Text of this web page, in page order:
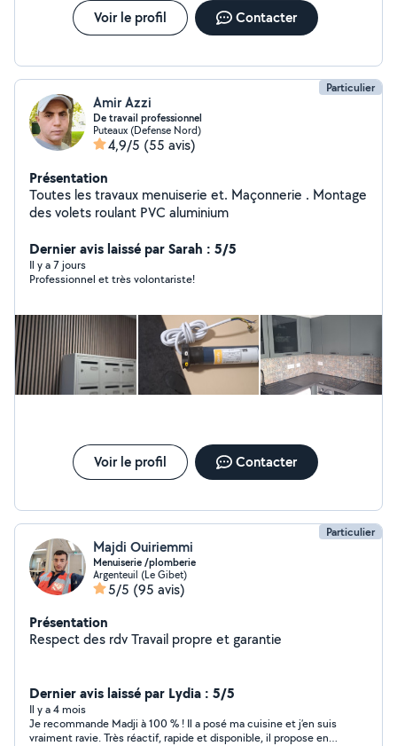
Voir le profil Contacter
Particulier
Amir Azzi
De travail professionnel
Puteaux (Defense Nord)
4,9/5 (55 avis)
Présentation
Toutes les travaux menuiserie et. Maçonnerie . Montage
des volets roulant PVC aluminium
Dernier avis laissé par Sarah : 5/5
Il y a 7 jours
Professionnel et très volontariste!
Voir le profil Contacter
Particulier
Majdi Ouiriemmi
Menuiserie /plomberie
Argenteuil (Le Gibet)
5/5 (95 avis)
Présentation
Respect des rdv Travail propre et garantie
Dernier avis laissé par Lydia : 5/5
Il y a 4 mois
Je recommande Madji à 100 % ! Il a posé ma cuisine et j’en suis
vraiment ravie. Très réactif, rapide et disponible, il propose en